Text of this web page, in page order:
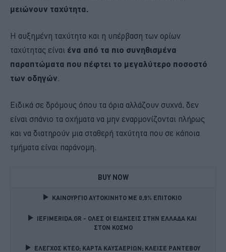
μειώνουν ταχύτητα.
Η αυξημένη ταχύτητα και η υπέρβαση των ορίων
ταχύτητας είναι ένα από τα πιο συνηθισμένα
παραπτώματα που πέφτει το μεγαλύτερο ποσοστό
των οδηγών
Ειδικά σε δρόμους όπου τα όρια αλλάζουν συχνά, δεν
είναι σπάνιο τα οχήματα να μην εναρμονίζονται πλήρως
και να διατηρούν μια σταθερή ταχύτητα που σε κάποια
τμήματα είναι παράνομη.
BUY NOW
ΚΑΙΝΟΥΡΓΙΟ ΑΥΤΟΚΙΝΗΤΟ ΜΕ 0,9% ΕΠΙΤΟΚΙΟ
IEFIMERIDA.GR - ΟΛΕΣ ΟΙ ΕΙΔΗΣΕΙΣ ΣΤΗΝ ΕΛΛΑΔΑ ΚΑΙ
ΣΤΟΝ ΚΟΣΜΟ
ΕΛΕΓΧΟΣ ΚΤΕΟ; ΚΑΡΤΑ ΚΑΥΣΑΕΡΙΩΝ; ΚΛΕΙΣΕ ΡΑΝΤΕΒΟΥ